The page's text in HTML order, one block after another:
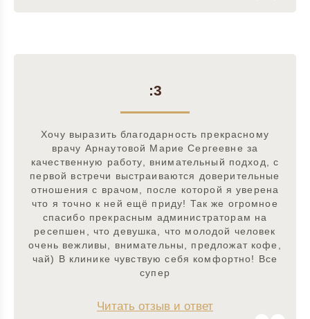
:3
Хочу выразить благодарность прекрасному
врачу Арнаутовой Марие Сергеевне за
качественную работу, внимательный подход, с
первой встречи выстраиваются доверительные
отношения с врачом, после которой я уверена
что я точно к ней ещё приду! Так же огромное
спасибо прекрасным администраторам на
ресепшен, что девушка, что молодой человек
очень вежливы, внимательны, предложат кофе,
чай) В клинике чувствую себя комфортно! Все
супер
Читать отзыв и ответ